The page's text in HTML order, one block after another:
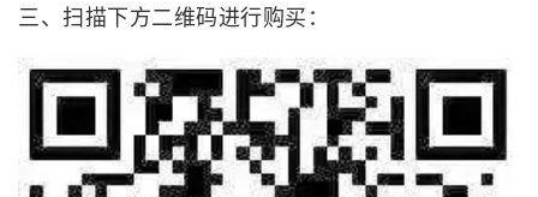
三、扫描下方二维码进行购买：